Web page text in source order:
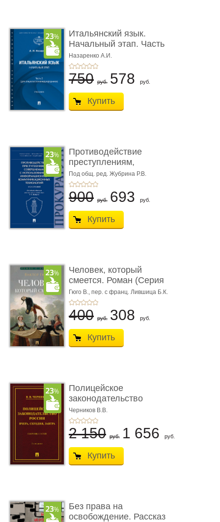
Итальянский язык.
Начальный этап. Часть
2. Учеб� ...
Назаренко А.И.
750 руб. 578 руб.
Купить
Противодействие
преступлениям,
совершаемым с ...
Под общ. ред. Жубрина Р.В.
900 руб. 693 руб.
Купить
Человек, который
смеется. Роман (Серия
«Роман с ...
Гюго В., пер. с франц. Лившица Б.К.
400 руб. 308 руб.
Купить
Полицейское
законодательство
России: вчера, с� ...
Черников В.В.
2 150 руб. 1 656 руб.
Купить
Без права на
освобождение. Рассказ